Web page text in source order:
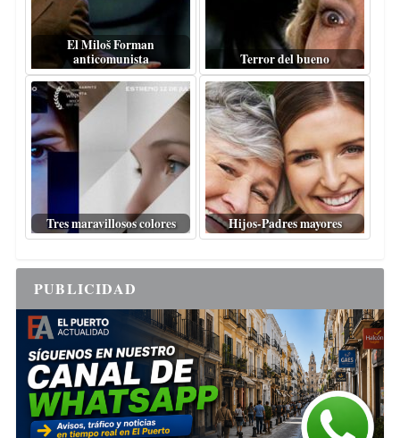
El Miloš Forman
anticomunista
Terror del bueno
Tres maravillosos colores Hijos-Padres mayores
PUBLICIDAD